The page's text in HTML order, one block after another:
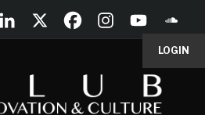
LOGIN